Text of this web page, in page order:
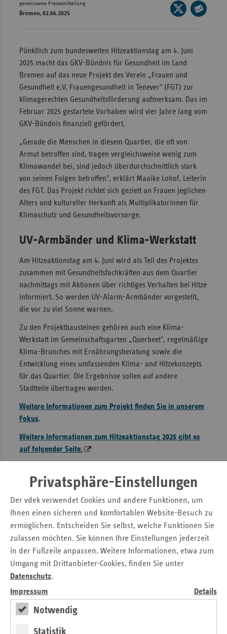
Privatsphäre-Einstellungen
Der vdek verwendet Cookies und andere Funktionen, um
Ihnen einen sicheren und komfortablen Website-Besuch zu
ermöglichen. Entscheiden Sie selbst, welche Funktionen Sie
zulassen möchten. Sie können Ihre Einstellungen jederzeit
in der Fußzeile anpassen. Weitere Informationen, etwa zum
Umgang mit Drittanbieter-Cookies, finden Sie unter
Datenschutz.
Impressum
Details
Notwendig
Statistik
gemeinsame Pressemitteilung
Bremen, 02.06.2025
Seite
auf
Pünktlich zum bundesweiten Hitzeaktionstag am 4. Juni
2025 macht das GKV-Bündnis für Gesundheit im Land
Bremen auf das neue Projekt des Verein „Frauen und
Gesundheit e.V. Frauengesundheit in Tenever" (FGT) zur
klimagerechten Gesundheitsförderung aufmerksam. Das im
Februar 2025 gestartete Vorhaben wird vier Jahre lang vom
GKV-Bündnis finanziell gefördert.
„Gerade die Menschen in diesem Quartier, die oft von
Armut betroffen sind, tragen vergleichsweise wenig zum
Klimawandel bei, sind jedoch überdurchschnittlich stark
von seinen Folgen betroffen", erklärt Maaike Lohof, Leiterin
des FGT. Das Projekt richtet sich gezielt an Frauen jeglichen
Alters und kultureller Herkunft als Multiplikatorinnen für
Klimaschutz und Gesundheitsvorsorge.
UV-Armbänder und Klima-Werkstatt
Am Hitzeaktionstag am 4. Juni wird als Teil des Projektes
zusammen mit Gesundheitsfachkräften aus dem Quartier
nachmittags mit Aktionen über richtiges Verhalten bei Hitze
informiert. So werden UV-Alarm-Armbänder vorgestellt,
die vor zu viel Sonne warnen.
Zu den Projektbausteinen gehören auch eine Klima-
Werkstatt im Gemeinschaftsgarten „Querbeet", regelmäßige
Klima-Brunches mit Ernährungsberatung sowie die
Entwicklung eines umfassenden Klima- und Hitzekonzepts
für das Quartier. Die Ergebnisse sollen auf andere
Stadtteile übertragen werden.
Weitere Informationen zum Projekt finden Sie in unserem
Fokus.
Weitere Informationen zum Hitzeaktionstag 2025 gibt es
auf folgender Seite.
Der Verein „Frauen und Gesundheit e.V. Frauengesundheit
in Tenever" setzt sich seit Jahren für die
Gesundheitsförderung von Frauen im Bremer Stadtteil
Tenever ein und entwickelt niedrigschwellige,
kultursensible Angebote.
Über das
GKV-Bündnis für Gesundheit im Land Bremen
Das GKV-Bündnis für Gesundheit ist eine gemeinsame
Initiative der gesetzlichen Krankenkassen, die Projekte zur
Gesundheitsförderung und Prävention in Lebenswelten
unterstützt. Ziel ist es, die gesundheitliche
Chancengleichheit zu stärken und gesundheitsfördernde